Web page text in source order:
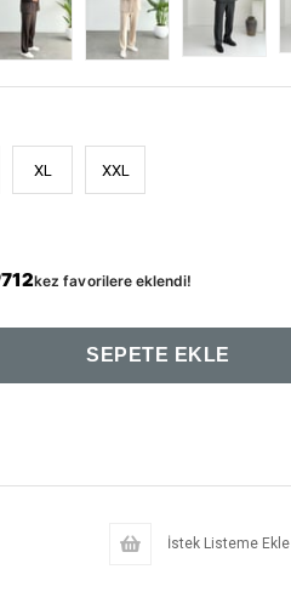
XL XXL
712kez favorilere eklendi!
İstek Listeme Ekle